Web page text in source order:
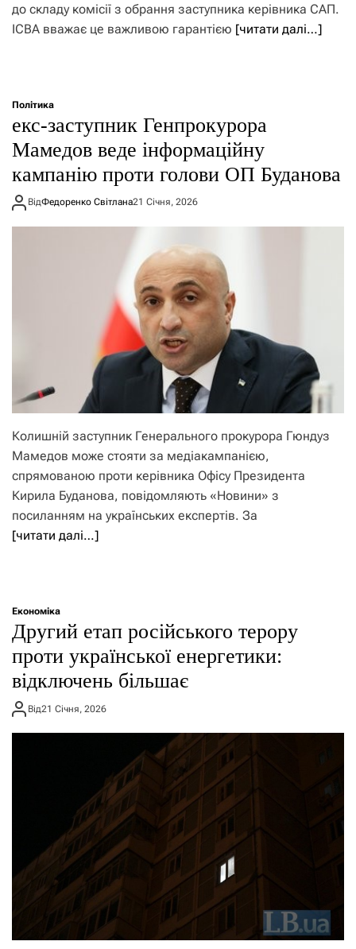
до складу комісії з обрання заступника керівника САП.
ICBA вважає це важливою гарантією [читати далі…]
Політика
екс-заступник Генпрокурора
Мамедов веде інформаційну
кампанію проти голови ОП Буданова
ВідФедоренко Світлана21 Січня, 2026
Колишній заступник Генерального прокурора Гюндуз
Мамедов може стояти за медіакампанією,
спрямованою проти керівника Офісу Президента
Кирила Буданова, повідомляють «Новини» з
посиланням на українських експертів. За
[читати далі…]
Економіка
Другий етап російського терору
проти української енергетики:
відключень більшає
Від21 Січня, 2026